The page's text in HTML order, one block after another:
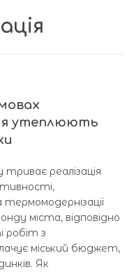
утеплюють
триває реалізація
міста, відповідно
робіт з
міський бюджет,
Як